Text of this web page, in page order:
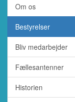
Om os
Bestyrelser
Bliv medarbejder
Fællesantenner
Historien